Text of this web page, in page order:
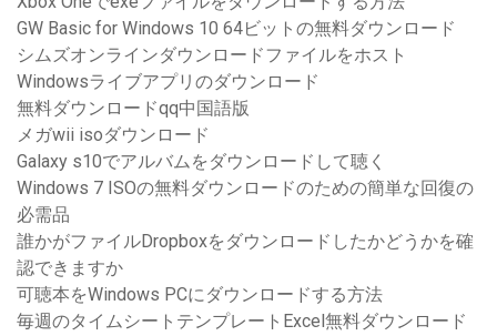
GW Basic for Windows 10 64ビットの無料ダウンロード
シムズオンラインダウンロードファイルをホスト
Windowsライブアプリのダウンロード
無料ダウンロードqq中国語版
メガwii isoダウンロード
Galaxy s10でアルバムをダウンロードして聴く
Windows 7 ISOの無料ダウンロードのための簡単な回復の
必需品
誰かがファイルDropboxをダウンロードしたかどうかを確
認できますか
可聴本をWindows PCにダウンロードする方法
毎週のタイムシートテンプレートExcel無料ダウンロード